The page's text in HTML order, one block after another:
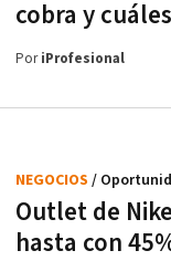
cobra y
PoriProfesional
Outlet de
hasta con
NEGOCIOS /